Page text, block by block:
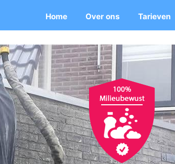
Home Over ons Tarieven